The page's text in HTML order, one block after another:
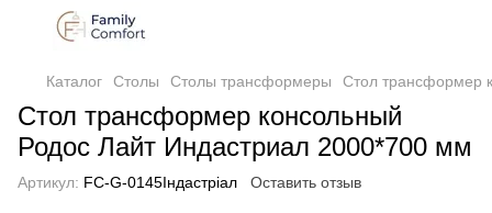
Каталог Столы Столы трансформеры Стол трансформер
Стол трансформер консольный
Родос Лайт Индастриал 2000*700 мм
Артикул: FC-G-0145Індастріал Оставить отзыв